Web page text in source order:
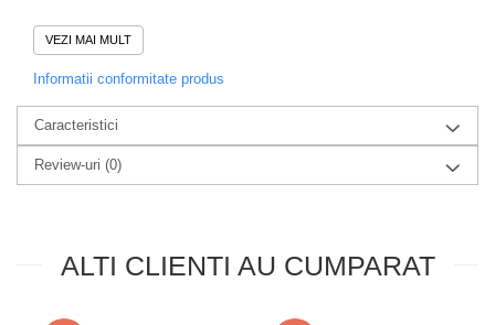
Recomandari:
Se recomanda spalarea manuala sau la masina (program pentru
evitarea produselor chimice de curatat, masina de uscat rufe,
inalbitorii, suprafetele foarte aspre.
Nu utilizati fierul de calcat.
Compozitie:
80% Polyamid
VEZI MAI MULT
Informatii conformitate produs
Caracteristici
Review-uri (0)
ALTI CLIENTI AU CUMPARAT